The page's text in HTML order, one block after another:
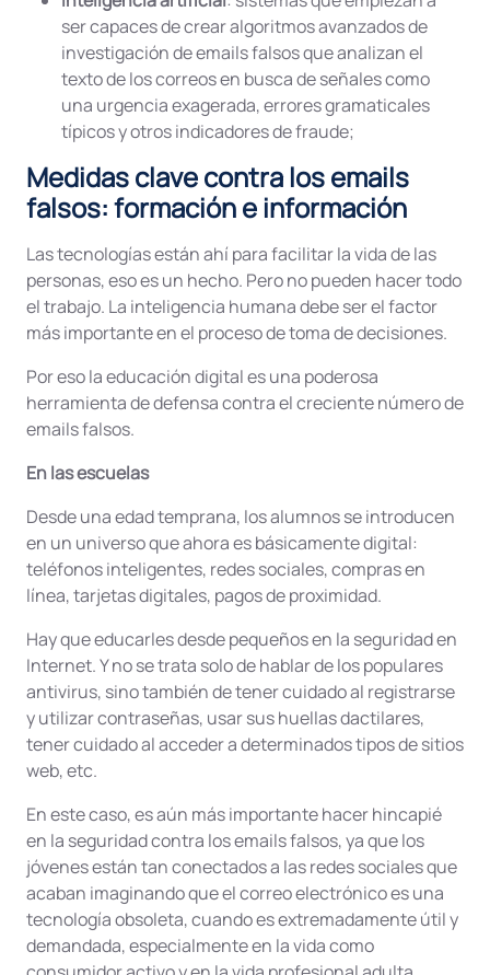
ser capaces de crear algoritmos avanzados de
investigación de emails falsos que analizan el
texto de los correos en busca de señales como
una urgencia exagerada, errores gramaticales
típicos y otros indicadores de fraude;
Medidas clave contra los emails
falsos: formación e información
Las tecnologías están ahí para facilitar la vida de las
personas, eso es un hecho. Pero no pueden hacer todo
el trabajo. La inteligencia humana debe ser el factor
más importante en el proceso de toma de decisiones.
Por eso la educación digital es una poderosa
herramienta de defensa contra el creciente número de
emails falsos.
En las escuelas
Desde una edad temprana, los alumnos se introducen
en un universo que ahora es básicamente digital:
teléfonos inteligentes, redes sociales, compras en
línea, tarjetas digitales, pagos de proximidad.
Hay que educarles desde pequeños en la seguridad en
Internet. Y no se trata solo de hablar de los populares
antivirus, sino también de tener cuidado al registrarse
y utilizar contraseñas, usar sus huellas dactilares,
tener cuidado al acceder a determinados tipos de sitios
web, etc.
En este caso, es aún más importante hacer hincapié
en la seguridad contra los emails falsos, ya que los
jóvenes están tan conectados a las redes sociales que
acaban imaginando que el correo electrónico es una
tecnología obsoleta, cuando es extremadamente útil y
demandada, especialmente en la vida como